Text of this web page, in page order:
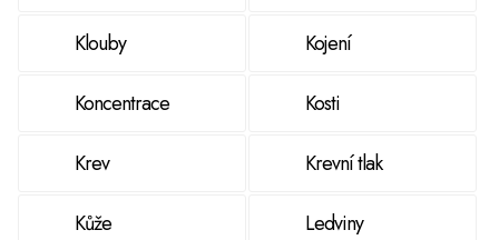
Klouby Kojení
Koncentrace Kosti
Krev Krevní tlak
Kůže Ledviny